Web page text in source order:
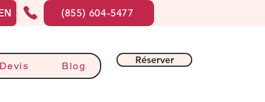
Devis Blog
Réserver
EN (855) 604-5477